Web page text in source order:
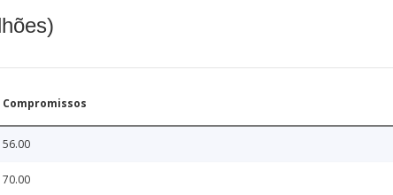
Compromissos
56.00
70.00